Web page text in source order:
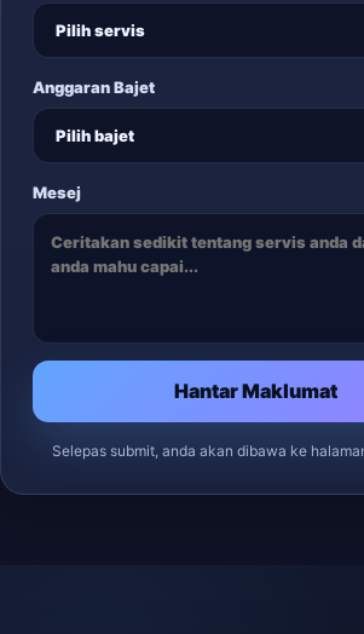
Anggaran Bajet
Mesej
Hantar Maklumat
Selepas submit, anda akan dibawa ke